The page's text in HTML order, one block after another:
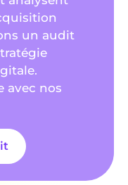
un audit
avec nos